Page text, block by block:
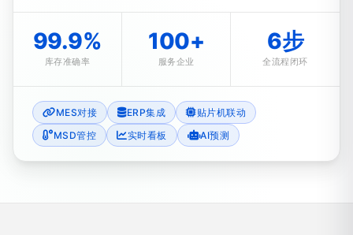
99.9%
库存准确率
100+
服务企业
6步
全流程闭环
MES对接 ERP集成
贴片机联动
MSD管控
实时看板 AI预测